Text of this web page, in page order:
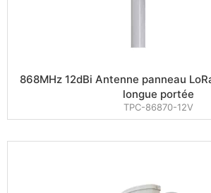
868MHz 12dBi Antenne panneau
longue portée
TPC-86870-12V